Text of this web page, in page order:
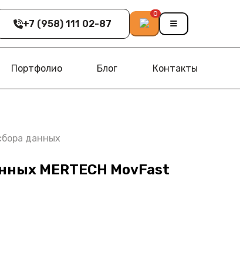
+7 (958) 111 02-87
0
Портфолио Блог Контакты
данных
MERTECH MovFast